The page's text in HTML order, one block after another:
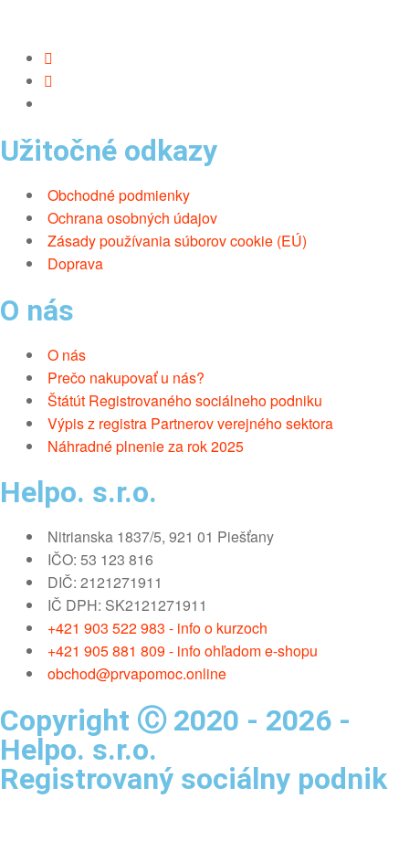
Užitočné odkazy
Obchodné podmienky
Ochrana osobných údajov
Zásady používania súborov cookie (EÚ)
Doprava
O nás
O nás
Prečo nakupovať u nás?
Štátút Registrovaného sociálneho podniku
Výpis z registra Partnerov verejného sektora
Náhradné plnenie za rok 2025
Helpo. s.r.o.
Nitrianska 1837/5, 921 01 Piešťany
IČO: 53 123 816
DIČ: 2121271911
IČ DPH: SK2121271911
+421 903 522 983 - info o kurzoch
+421 905 881 809 - info ohľadom e-shopu
obchod@prvapomoc.online
Copyright Ⓒ 2020 - 2026 -
Helpo. s.r.o.
Registrovaný sociálny podnik